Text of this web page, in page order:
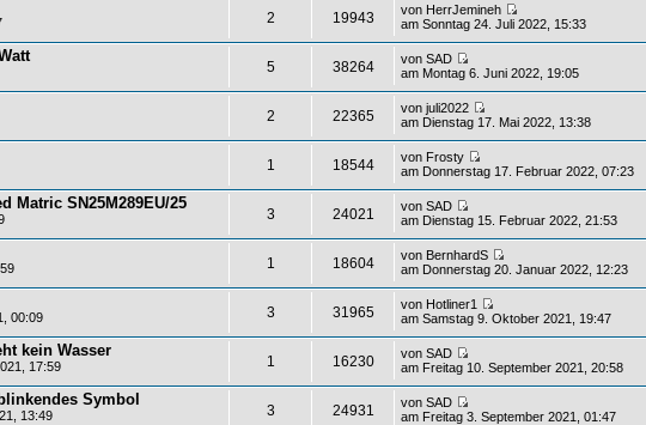
2 19943 von HerrJemineh
am Sonntag 24. Juli 2022, 15:33
5 38264 vonSAD
am Montag 6. Juni 2022, 19:05
2 22365 vonjuli2022
am Dienstag 17. Mai 2022, 13:38
1 18544 von Frosty
am Donnerstag 17. Februar 2022, 07:23
Matric SN25M289EU/25
3 24021 vonSAD
am Dienstag 15. Februar 2022, 21:53
1 18604 von BernhardS
am Donnerstag 20. Januar 2022, 12:23
00:09 3 31965 von Hotliner1
am Samstag 9. Oktober 2021, 19:47
kein Wasser
17:59 1 16230 vonSAD
am Freitag 10. September 2021, 20:58
Symbol
13:49 3 24931 vonSAD
am Freitag 3. September 2021, 01:47